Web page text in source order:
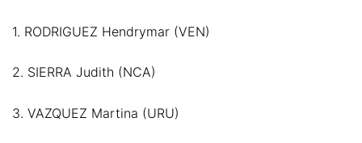
1. RODRIGUEZ Hendrymar (VEN)
2. SIERRA Judith (NCA)
3. VAZQUEZ Martina (URU)